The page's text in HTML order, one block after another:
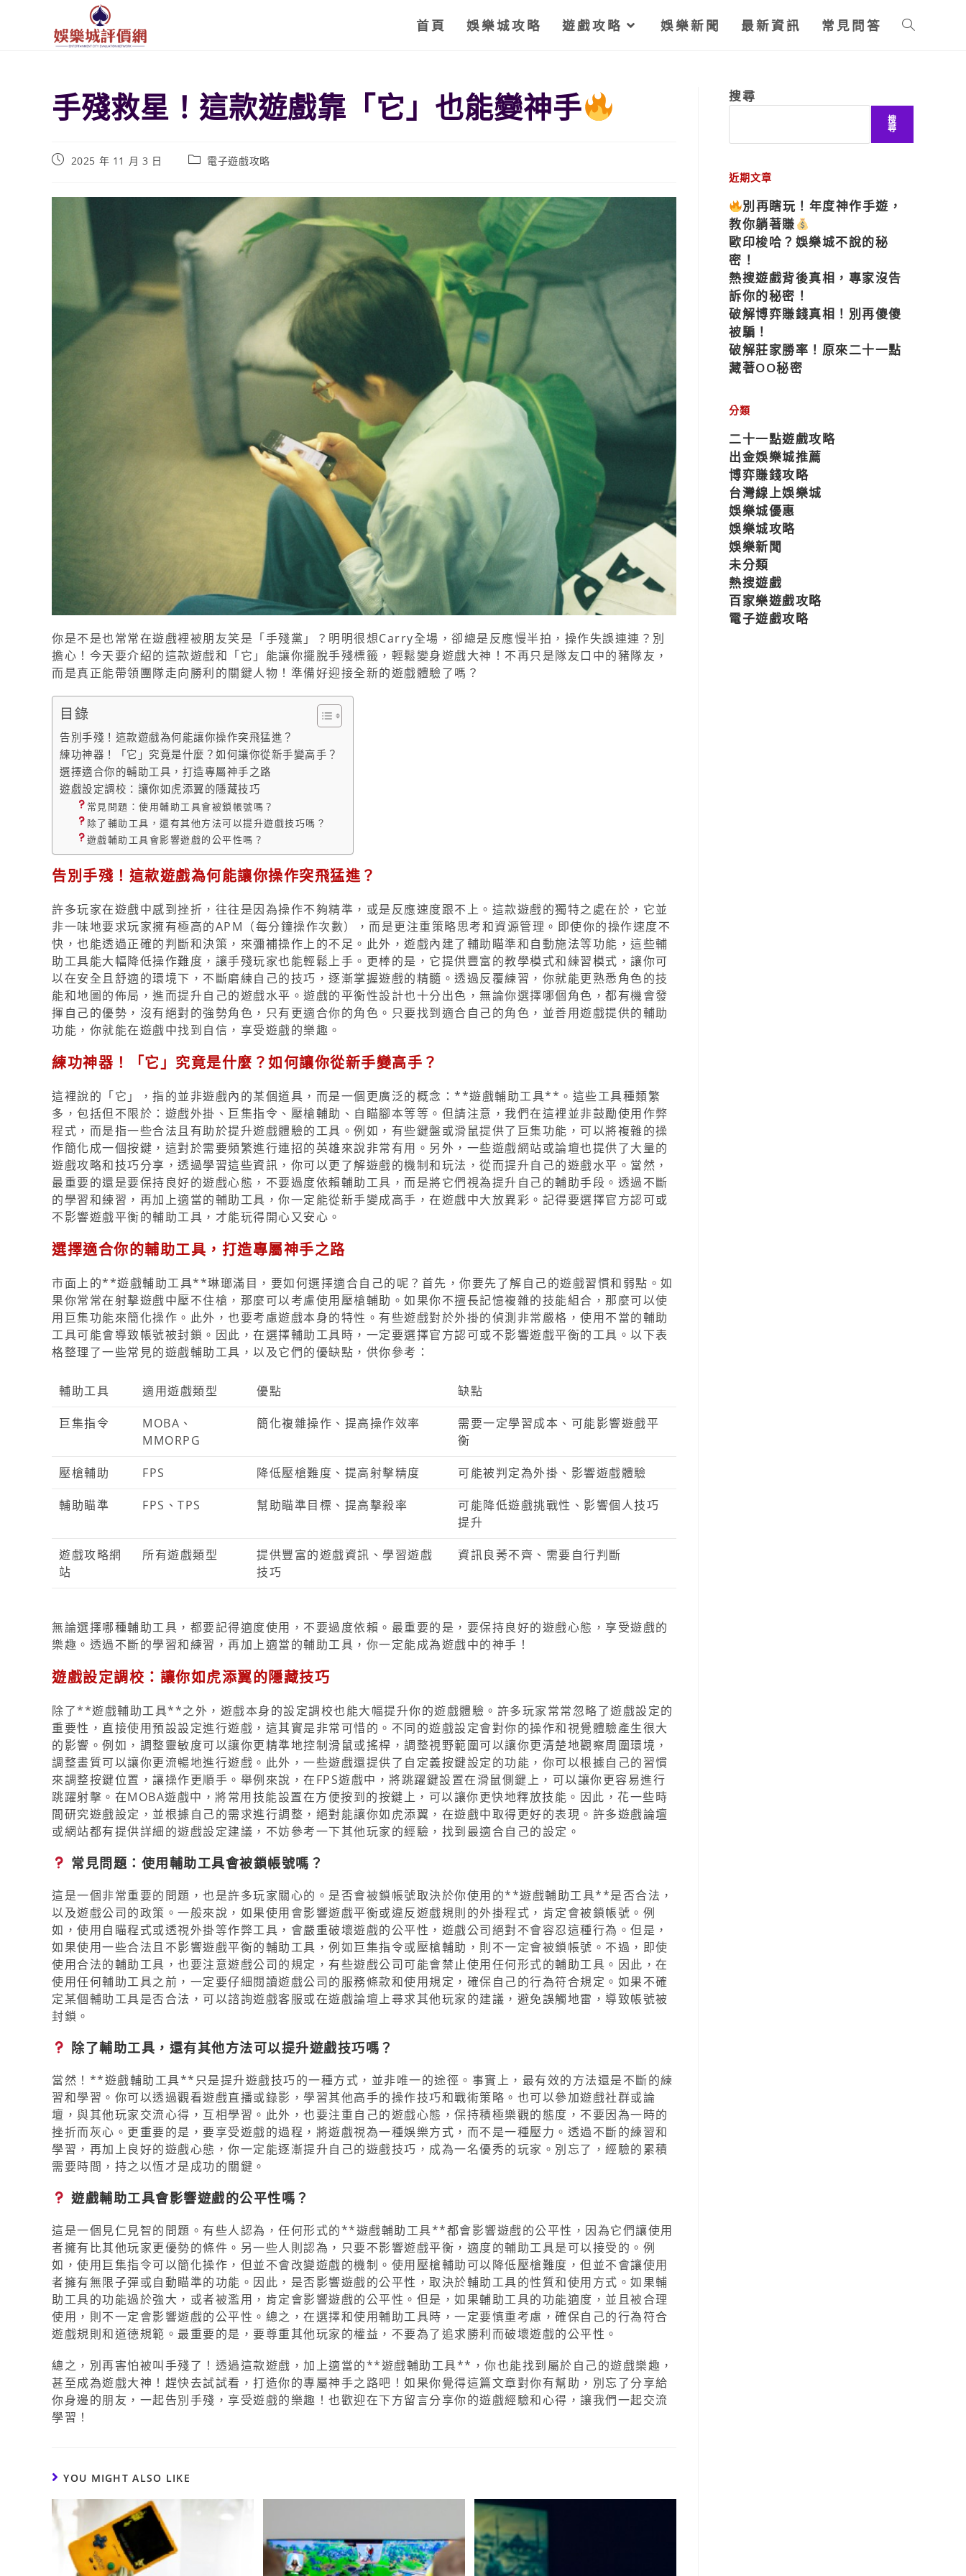
首頁 娛樂城攻略 遊戲攻略 娛樂新聞 最新資訊 常見問答
手殘救星！這款遊戲靠「它」也能變神手
2025 年 11 月 3 日 電子遊戲攻略
你是不是也常常在遊戲裡被朋友笑是「手殘黨」？明明很想Carry全場，卻總是反應慢半拍，操作失誤連連？別
擔心！今天要介紹的這款遊戲和「它」能讓你擺脫手殘標籤，輕鬆變身遊戲大神！不再只是隊友口中的豬隊友，
而是真正能帶領團隊走向勝利的關鍵人物！準備好迎接全新的遊戲體驗了嗎？
目錄
告別手殘！這款遊戲為何能讓你操作突飛猛進？
練功神器！「它」究竟是什麼？如何讓你從新手變高手？
選擇適合你的輔助工具，打造專屬神手之路
遊戲設定調校：讓你如虎添翼的隱藏技巧
常見問題：使用輔助工具會被鎖帳號嗎？
除了輔助工具，還有其他方法可以提升遊戲技巧嗎？
遊戲輔助工具會影響遊戲的公平性嗎？
告別手殘！這款遊戲為何能讓你操作突飛猛進？
許多玩家在遊戲中感到挫折，往往是因為操作不夠精準，或是反應速度跟不上。這款遊戲的獨特之處在於，它並
非一味地要求玩家擁有極高的APM（每分鐘操作次數），而是更注重策略思考和資源管理。即使你的操作速度不
快，也能透過正確的判斷和決策，來彌補操作上的不足。此外，遊戲內建了輔助瞄準和自動施法等功能，這些輔
助工具能大幅降低操作難度，讓手殘玩家也能輕鬆上手。更棒的是，它提供豐富的教學模式和練習模式，讓你可
以在安全且舒適的環境下，不斷磨練自己的技巧，逐漸掌握遊戲的精髓。透過反覆練習，你就能更熟悉角色的技
能和地圖的佈局，進而提升自己的遊戲水平。遊戲的平衡性設計也十分出色，無論你選擇哪個角色，都有機會發
揮自己的優勢，沒有絕對的強勢角色，只有更適合你的角色。只要找到適合自己的角色，並善用遊戲提供的輔助
功能，你就能在遊戲中找到自信，享受遊戲的樂趣。
練功神器！「它」究竟是什麼？如何讓你從新手變高手？
這裡說的「它」，指的並非遊戲內的某個道具，而是一個更廣泛的概念：**遊戲輔助工具**。這些工具種類繁
多，包括但不限於：遊戲外掛、巨集指令、壓槍輔助、自瞄腳本等等。但請注意，我們在這裡並非鼓勵使用作弊
程式，而是指一些合法且有助於提升遊戲體驗的工具。例如，有些鍵盤或滑鼠提供了巨集功能，可以將複雜的操
作簡化成一個按鍵，這對於需要頻繁進行連招的英雄來說非常有用。另外，一些遊戲網站或論壇也提供了大量的
遊戲攻略和技巧分享，透過學習這些資訊，你可以更了解遊戲的機制和玩法，從而提升自己的遊戲水平。當然，
最重要的還是要保持良好的遊戲心態，不要過度依賴輔助工具，而是將它們視為提升自己的輔助手段。透過不斷
的學習和練習，再加上適當的輔助工具，你一定能從新手變成高手，在遊戲中大放異彩。記得要選擇官方認可或
不影響遊戲平衡的輔助工具，才能玩得開心又安心。
選擇適合你的輔助工具，打造專屬神手之路
市面上的**遊戲輔助工具**琳瑯滿目，要如何選擇適合自己的呢？首先，你要先了解自己的遊戲習慣和弱點。如
果你常常在射擊遊戲中壓不住槍，那麼可以考慮使用壓槍輔助。如果你不擅長記憶複雜的技能組合，那麼可以使
用巨集功能來簡化操作。此外，也要考慮遊戲本身的特性。有些遊戲對於外掛的偵測非常嚴格，使用不當的輔助
工具可能會導致帳號被封鎖。因此，在選擇輔助工具時，一定要選擇官方認可或不影響遊戲平衡的工具。以下表
格整理了一些常見的遊戲輔助工具，以及它們的優缺點，供你參考：
輔助工具 適用遊戲類型 優點 缺點
巨集指令
MOBA、
MMORPG
簡化複雜操作、提高操作效率
需要一定學習成本、可能影響遊戲平
衡
壓槍輔助 FPS 降低壓槍難度、提高射擊精度 可能被判定為外掛、影響遊戲體驗
輔助瞄準 FPS、TPS 幫助瞄準目標、提高擊殺率
可能降低遊戲挑戰性、影響個人技巧
提升
遊戲攻略網
站
所有遊戲類型
提供豐富的遊戲資訊、學習遊戲
技巧
資訊良莠不齊、需要自行判斷
無論選擇哪種輔助工具，都要記得適度使用，不要過度依賴。最重要的是，要保持良好的遊戲心態，享受遊戲的
樂趣。透過不斷的學習和練習，再加上適當的輔助工具，你一定能成為遊戲中的神手！
遊戲設定調校：讓你如虎添翼的隱藏技巧
除了**遊戲輔助工具**之外，遊戲本身的設定調校也能大幅提升你的遊戲體驗。許多玩家常常忽略了遊戲設定的
重要性，直接使用預設設定進行遊戲，這其實是非常可惜的。不同的遊戲設定會對你的操作和視覺體驗產生很大
的影響。例如，調整靈敏度可以讓你更精準地控制滑鼠或搖桿，調整視野範圍可以讓你更清楚地觀察周圍環境，
調整畫質可以讓你更流暢地進行遊戲。此外，一些遊戲還提供了自定義按鍵設定的功能，你可以根據自己的習慣
來調整按鍵位置，讓操作更順手。舉例來說，在FPS遊戲中，將跳躍鍵設置在滑鼠側鍵上，可以讓你更容易進行
跳躍射擊。在MOBA遊戲中，將常用技能設置在方便按到的按鍵上，可以讓你更快地釋放技能。因此，花一些時
間研究遊戲設定，並根據自己的需求進行調整，絕對能讓你如虎添翼，在遊戲中取得更好的表現。許多遊戲論壇
或網站都有提供詳細的遊戲設定建議，不妨參考一下其他玩家的經驗，找到最適合自己的設定。
常見問題：使用輔助工具會被鎖帳號嗎？
這是一個非常重要的問題，也是許多玩家關心的。是否會被鎖帳號取決於你使用的**遊戲輔助工具**是否合法，
以及遊戲公司的政策。一般來說，如果使用會影響遊戲平衡或違反遊戲規則的外掛程式，肯定會被鎖帳號。例
如，使用自瞄程式或透視外掛等作弊工具，會嚴重破壞遊戲的公平性，遊戲公司絕對不會容忍這種行為。但是，
如果使用一些合法且不影響遊戲平衡的輔助工具，例如巨集指令或壓槍輔助，則不一定會被鎖帳號。不過，即使
使用合法的輔助工具，也要注意遊戲公司的規定，有些遊戲公司可能會禁止使用任何形式的輔助工具。因此，在
使用任何輔助工具之前，一定要仔細閱讀遊戲公司的服務條款和使用規定，確保自己的行為符合規定。如果不確
定某個輔助工具是否合法，可以諮詢遊戲客服或在遊戲論壇上尋求其他玩家的建議，避免誤觸地雷，導致帳號被
封鎖。
除了輔助工具，還有其他方法可以提升遊戲技巧嗎？
當然！**遊戲輔助工具**只是提升遊戲技巧的一種方式，並非唯一的途徑。事實上，最有效的方法還是不斷的練
習和學習。你可以透過觀看遊戲直播或錄影，學習其他高手的操作技巧和戰術策略。也可以參加遊戲社群或論
壇，與其他玩家交流心得，互相學習。此外，也要注重自己的遊戲心態，保持積極樂觀的態度，不要因為一時的
挫折而灰心。更重要的是，要享受遊戲的過程，將遊戲視為一種娛樂方式，而不是一種壓力。透過不斷的練習和
學習，再加上良好的遊戲心態，你一定能逐漸提升自己的遊戲技巧，成為一名優秀的玩家。別忘了，經驗的累積
需要時間，持之以恆才是成功的關鍵。
遊戲輔助工具會影響遊戲的公平性嗎？
這是一個見仁見智的問題。有些人認為，任何形式的**遊戲輔助工具**都會影響遊戲的公平性，因為它們讓使用
者擁有比其他玩家更優勢的條件。另一些人則認為，只要不影響遊戲平衡，適度的輔助工具是可以接受的。例
如，使用巨集指令可以簡化操作，但並不會改變遊戲的機制。使用壓槍輔助可以降低壓槍難度，但並不會讓使用
者擁有無限子彈或自動瞄準的功能。因此，是否影響遊戲的公平性，取決於輔助工具的性質和使用方式。如果輔
助工具的功能過於強大，或者被濫用，肯定會影響遊戲的公平性。但是，如果輔助工具的功能適度，並且被合理
使用，則不一定會影響遊戲的公平性。總之，在選擇和使用輔助工具時，一定要慎重考慮，確保自己的行為符合
遊戲規則和道德規範。最重要的是，要尊重其他玩家的權益，不要為了追求勝利而破壞遊戲的公平性。
總之，別再害怕被叫手殘了！透過這款遊戲，加上適當的**遊戲輔助工具**，你也能找到屬於自己的遊戲樂趣，
甚至成為遊戲大神！趕快去試試看，打造你的專屬神手之路吧！如果你覺得這篇文章對你有幫助，別忘了分享給
你身邊的朋友，一起告別手殘，享受遊戲的樂趣！也歡迎在下方留言分享你的遊戲經驗和心得，讓我們一起交流
學習！
YOU MIGHT ALSO LIKE
搜尋
搜
尋
近期文章
別再瞎玩！年度神作手遊，
教你躺著賺
歐印梭哈？娛樂城不說的秘
密！
熱搜遊戲背後真相，專家沒告
訴你的秘密！
破解博弈賺錢真相！別再傻傻
被騙！
破解莊家勝率！原來二十一點
藏著OO秘密
分類
二十一點遊戲攻略
出金娛樂城推薦
博弈賺錢攻略
台灣線上娛樂城
娛樂城優惠
娛樂城攻略
娛樂新聞
未分類
熱搜遊戲
百家樂遊戲攻略
電子遊戲攻略